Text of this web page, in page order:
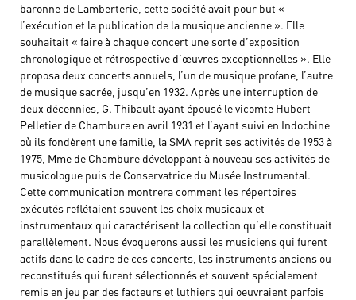
baronne de Lamberterie, cette société avait pour but «
l’exécution et la publication de la musique ancienne ». Elle
souhaitait « faire à chaque concert une sorte d’exposition
chronologique et rétrospective d’œuvres exceptionnelles ». Elle
proposa deux concerts annuels, l’un de musique profane, l’autre
de musique sacrée, jusqu’en 1932. Après une interruption de
deux décennies, G. Thibault ayant épousé le vicomte Hubert
Pelletier de Chambure en avril 1931 et l’ayant suivi en Indochine
où ils fondèrent une famille, la SMA reprit ses activités de 1953 à
1975, Mme de Chambure développant à nouveau ses activités de
musicologue puis de Conservatrice du Musée Instrumental.
Cette communication montrera comment les répertoires
exécutés reflétaient souvent les choix musicaux et
instrumentaux qui caractérisent la collection qu’elle constituait
parallèlement. Nous évoquerons aussi les musiciens qui furent
actifs dans le cadre de ces concerts, les instruments anciens ou
reconstitués qui furent sélectionnés et souvent spécialement
remis en jeu par des facteurs et luthiers qui oeuvraient parfois